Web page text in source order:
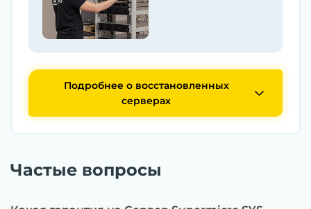
Подробнее о восстановленных
серверах
Частые вопросы